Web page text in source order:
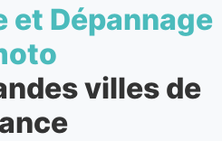
et Dépannage
villes de